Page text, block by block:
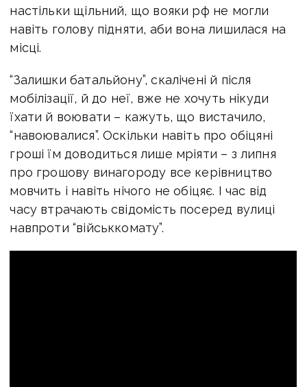
настільки щільний, що вояки рф не могли
навіть голову підняти, аби вона лишилася на
місці.
“Залишки батальйону”, скалічені й після
мобілізації, й до неї, вже не хочуть нікуди
їхати й воювати – кажуть, що вистачило,
“навоювалися”. Оскільки навіть про обіцяні
гроші їм доводиться лише мріяти – з липня
про грошову винагороду все керівництво
мовчить і навіть нічого не обіцяє. І час від
часу втрачають свідомість посеред вулиці
навпроти “військкомату”.